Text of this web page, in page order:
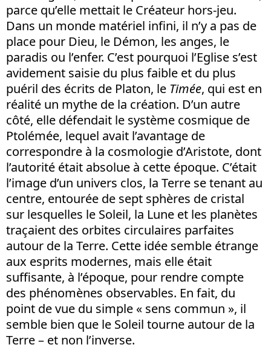
parce qu’elle mettait le Créateur hors-jeu.
Dans un monde matériel infini, il n’y a pas de
place pour Dieu, le Démon, les anges, le
paradis ou l’enfer. C’est pourquoi l’Eglise s’est
avidement saisie du plus faible et du plus
puéril des écrits de Platon, le Timée, qui est en
réalité un mythe de la création. D’un autre
côté, elle défendait le système cosmique de
Ptolémée, lequel avait l’avantage de
correspondre à la cosmologie d’Aristote, dont
l’autorité était absolue à cette époque. C’était
l’image d’un univers clos, la Terre se tenant au
centre, entourée de sept sphères de cristal
sur lesquelles le Soleil, la Lune et les planètes
traçaient des orbites circulaires parfaites
autour de la Terre. Cette idée semble étrange
aux esprits modernes, mais elle était
suffisante, à l’époque, pour rendre compte
des phénomènes observables. En fait, du
point de vue du simple « sens commun », il
semble bien que le Soleil tourne autour de la
Terre – et non l’inverse.